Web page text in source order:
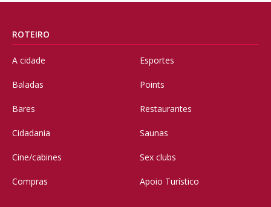
ROTEIRO
A cidade
Baladas
Bares
Cidadania
Cine/cabines
Compras
Esportes
Points
Restaurantes
Saunas
Sex clubs
Apoio Turístico